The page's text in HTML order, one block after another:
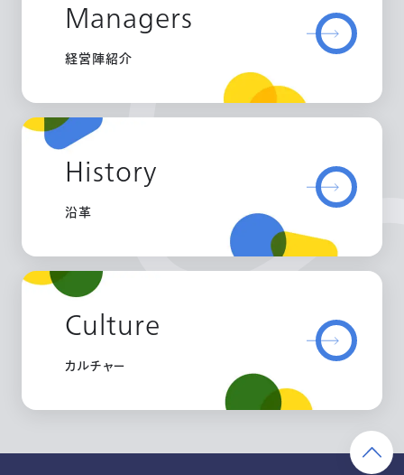
Managers
経営陣紹介
History
沿革
Culture
カルチャー